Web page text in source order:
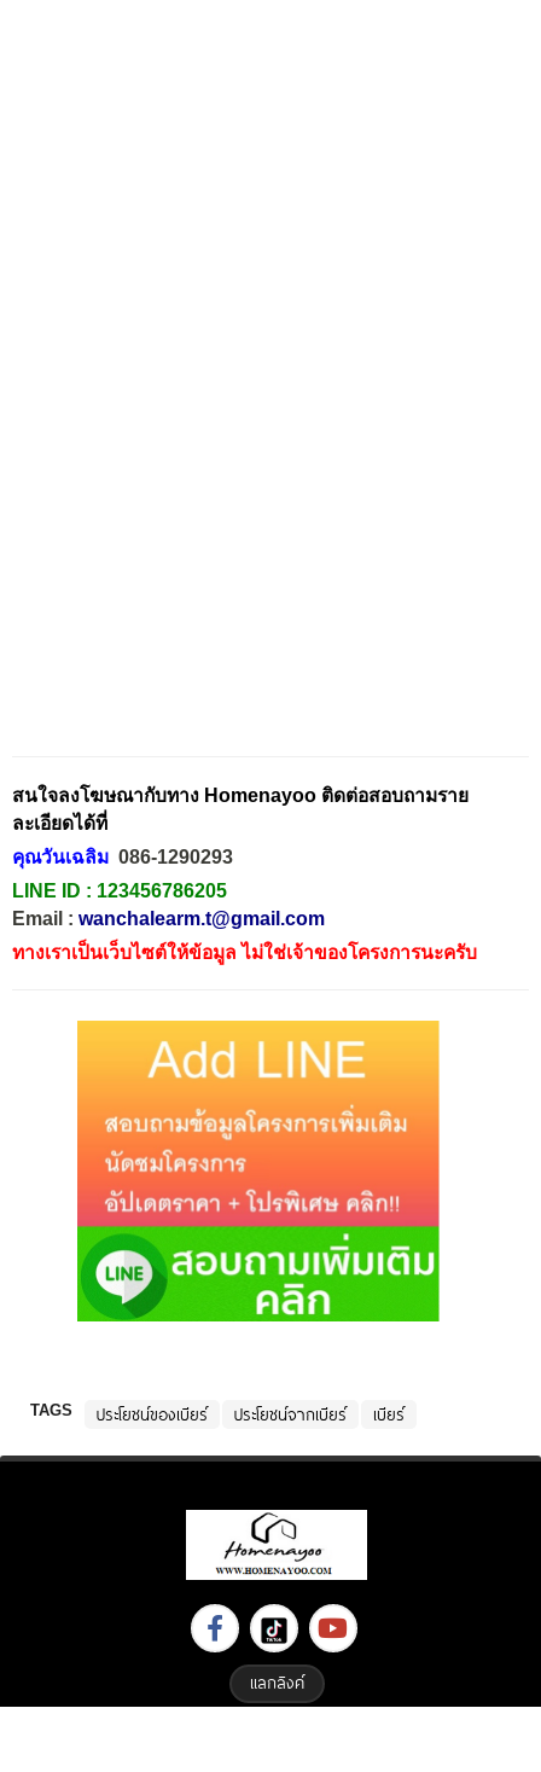
สนใจลงโฆษณากับทาง Homenayoo ติดต่อสอบถามราย
ละเอียดได้ที่
คุณวันเฉลิม 086-1290293
LINE ID : 123456786205
Email : wanchalearm.t@gmail.com
ทางเราเป็นเว็บไซต์ให้ข้อมูล ไม่ใช่เจ้าของโครงการนะครับ
TAGS ประโยชน์ของเบียร์ ประโยชน์จากเบียร์ เบียร์
แลกลิงค์